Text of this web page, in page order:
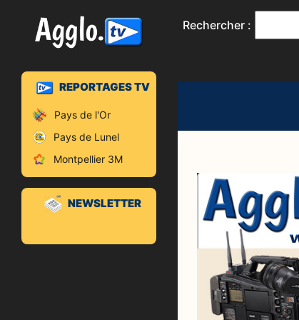
Rechercher :
REPORTAGES TV
Pays de l'Or
Pays de Lunel
Montpellier 3M
NEWSLETTER